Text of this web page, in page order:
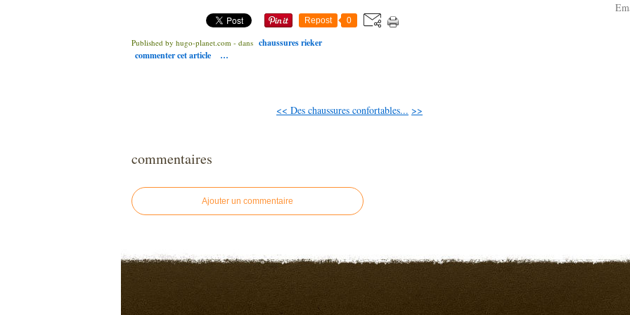
Repost 0
Published by hugo-planet.com - dans chaussures rieker
commenter cet article
…
<< Des chaussures confortables... >>
commentaires
Ajouter un commentaire